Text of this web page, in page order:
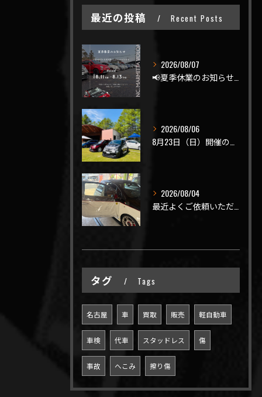
最近の投稿 Recent Posts
2026/08/07
2026/08/06
2026/08/04
タグ Tags
名古屋 車 買取 販売 軽自動車
車検 代車 スタッドレス 傷
事故 へこみ 擦り傷